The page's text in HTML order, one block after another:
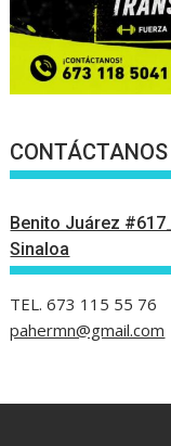
CONTÁCTANOS
Benito Juárez
Sinaloa
TEL. 673 115 55 76
pahermn@gmail.com